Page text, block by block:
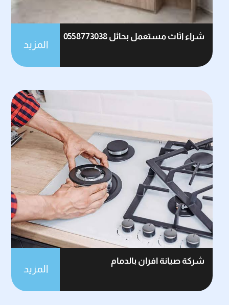
شراء اثاث مستعمل بحائل 0558773038
المزيد
شركة صيانة افران بالدمام
المزيد